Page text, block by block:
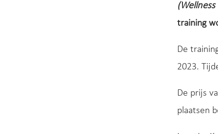
training
De
2023.
De prijs
plaatsen